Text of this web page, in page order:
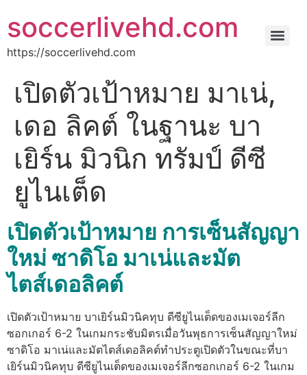
soccerlivehd.com
https://soccerlivehd.com
เปิดตัวเป้าหมาย มาเน่,
เดอ ลิคต์ ในฐานะ บา
เยิร์น มิวนิก ทรัมป์ ดีซี
ยูไนเต็ด
เปิดตัวเป้าหมาย การเซ็นสัญญา
ใหม่ ซาดิโอ มาเน่และมัต
ไตส์เดอลิคต์
เปิดตัวเป้าหมาย บาเยิร์นมิวนิคทุบ ดีซียูไนเต็ดของเมเจอร์ลีก
ซอกเกอร์ 6-2 ในเกมกระชับมิตรเมื่อวันพุธการเซ็นสัญญาใหม่
ซาดิโอ มาเน่และมัตไตส์เดอลิคต์ทำประตูเปิดตัวในขณะที่บา
เยิร์นมิวนิคทุบ ดีซียูไนเต็ดของเมเจอร์ลีกซอกเกอร์ 6-2 ในเกม